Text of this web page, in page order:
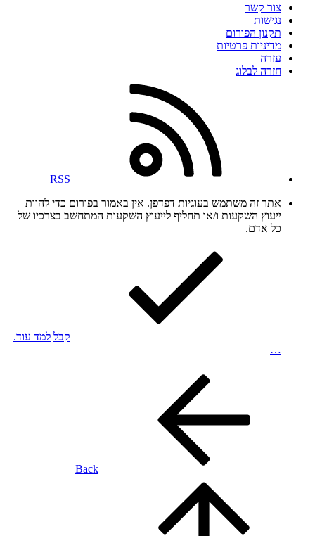
צור קשר
נגישות
תקנון הפורום
מדיניות פרטיות
עזרה
חזרה לבלוג
RSS
אתר זה משתמש בעוגיות דפדפן. אין באמור בפורום כדי להוות
ייעוץ השקעות ו/או תחליף לייעוץ השקעות המתחשב בצרכיו של
כל אדם.
קבל למד עוד.
…
Back